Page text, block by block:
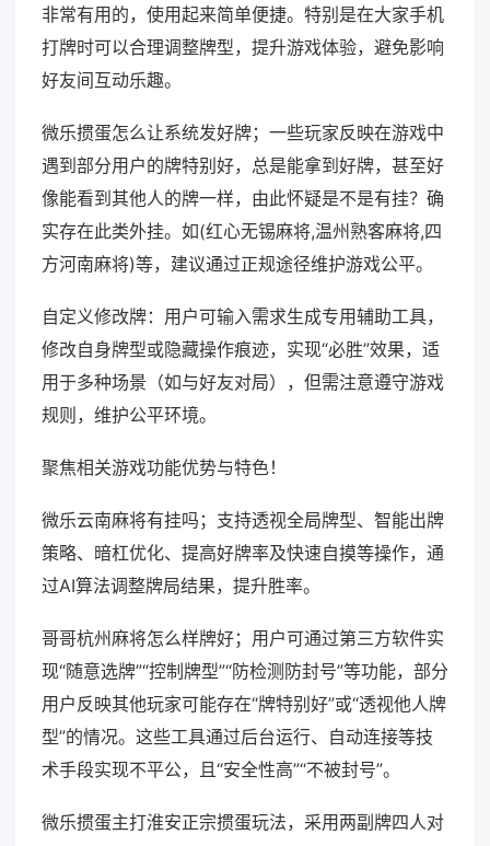
非常有用的，使用起来简单便捷。特别是在大家手机
打牌时可以合理调整牌型，提升游戏体验，避免影响
好友间互动乐趣。
微乐掼蛋怎么让系统发好牌；一些玩家反映在游戏中
遇到部分用户的牌特别好，总是能拿到好牌，甚至好
像能看到其他人的牌一样，由此怀疑是不是有挂？确
实存在此类外挂。如(红心无锡麻将,温州熟客麻将,四
方河南麻将)等，建议通过正规途径维护游戏公平。
自定义修改牌：用户可输入需求生成专用辅助工具，
修改自身牌型或隐藏操作痕迹，实现“必胜”效果，适
用于多种场景（如与好友对局），但需注意遵守游戏
规则，维护公平环境。
聚焦相关游戏功能优势与特色！
微乐云南麻将有挂吗；支持透视全局牌型、智能出牌
策略、暗杠优化、提高好牌率及快速自摸等操作，通
过AI算法调整牌局结果，提升胜率。
哥哥杭州麻将怎么样牌好；用户可通过第三方软件实
现“随意选牌”“控制牌型”“防检测防封号”等功能，部分
用户反映其他玩家可能存在“牌特别好”或“透视他人牌
型”的情况。这些工具通过后台运行、自动连接等技
术手段实现不平公，且“安全性高”“不被封号”。
微乐掼蛋主打淮安正宗掼蛋玩法，采用两副牌四人对